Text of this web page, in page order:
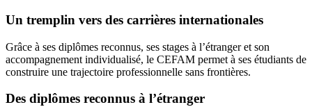
Un tremplin vers des carrières internationales
Grâce à ses diplômes reconnus, ses stages à l’étranger et son
accompagnement individualisé, le CEFAM permet à ses étudiants de
construire une trajectoire professionnelle sans frontières.
Des diplômes reconnus à l’étranger